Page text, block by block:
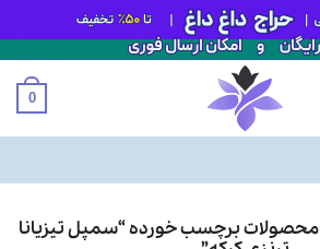
0
محصولات برچسب خورده “سمپل تیزیانا